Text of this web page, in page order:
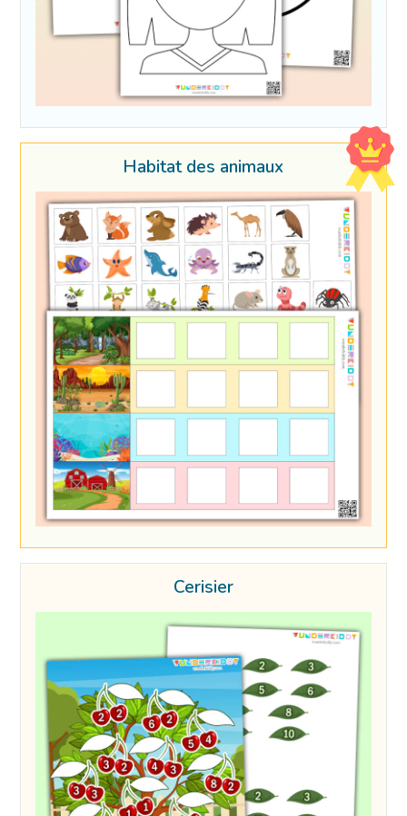
Habitat des animaux
Cerisier